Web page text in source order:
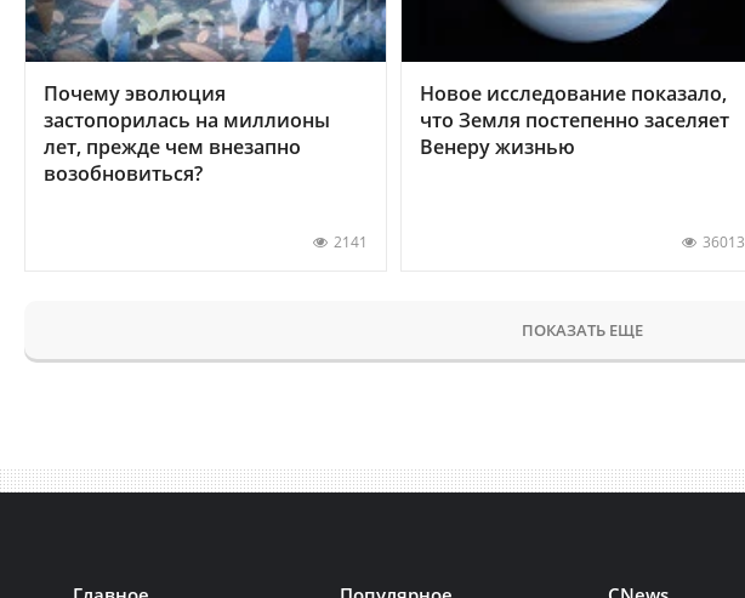
Почему эволюция
застопорилась на миллионы
лет, прежде чем внезапно
возобновиться?
2141
Новое исследование показало,
что Земля постепенно заселяет
Венеру жизнью
36013
ПОКАЗАТЬ ЕЩЕ